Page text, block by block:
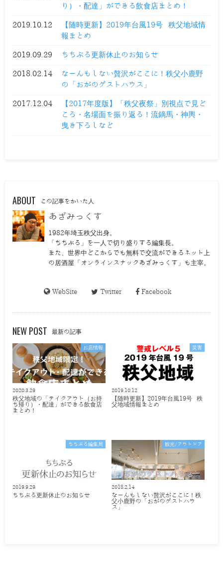
り）・配達」ができる飲食店まとめ！
2019.10.12
【随時更新】2019年台風19号 秩父地域情
報まとめ
2019.09.29 ちちぶる更新休止のお知らせ
2018.02.14
なーんもしない贅沢がここに！秩父小鹿野
の「おがのゲストハウス」
2017.12.04
【2017年度版】「秩父夜祭」別視点で見ど
ころ・名場面を振り返る！流鏑馬・神輿・
曳き下ろしなど
ABOUT この記事をかいた人
あざみっくす
1982年埼玉秩父出身。
「ちちぶる」を一人で切り盛りする編集長。
また、世界中どこからでも無料で交流ができるネット上
の居酒屋「オンラインスナックあざみっくす」も主宰。
WebSite Twitter Facebook
NEW POST 最新の記事
お店情報
2020.3.29
秩父地域の「テイクアウト（お持
ち帰り）・配達」ができる飲食店
まとめ！
災害
2019.10.12
【随時更新】2019年台風19号 秩
父地域情報まとめ
ちちぶる編集局
2019.9.29
ちちぶる更新休止のお知らせ
観光/アウトドア
2018.2.14
なーんもしない贅沢がここに！秩
父小鹿野の「おがのゲストハウ
ス」